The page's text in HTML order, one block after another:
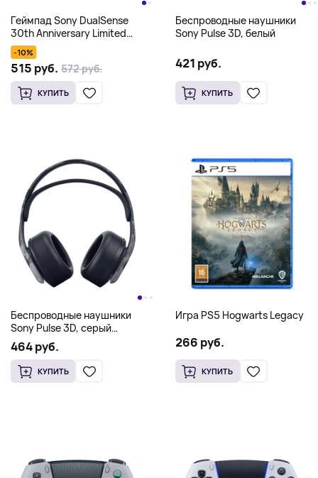
Геймпад Sony DualSense
30th Anniversary Limited
Edition, серый
-10%
515 руб. 572 руб.
КУПИТЬ
Беспроводные наушники
Sony Pulse 3D, белый
421 руб.
КУПИТЬ
Беспроводные наушники
Sony Pulse 3D, серый
камуфляж
464 руб.
КУПИТЬ
Игра PS5 Hogwarts Legacy
266 руб.
КУПИТЬ